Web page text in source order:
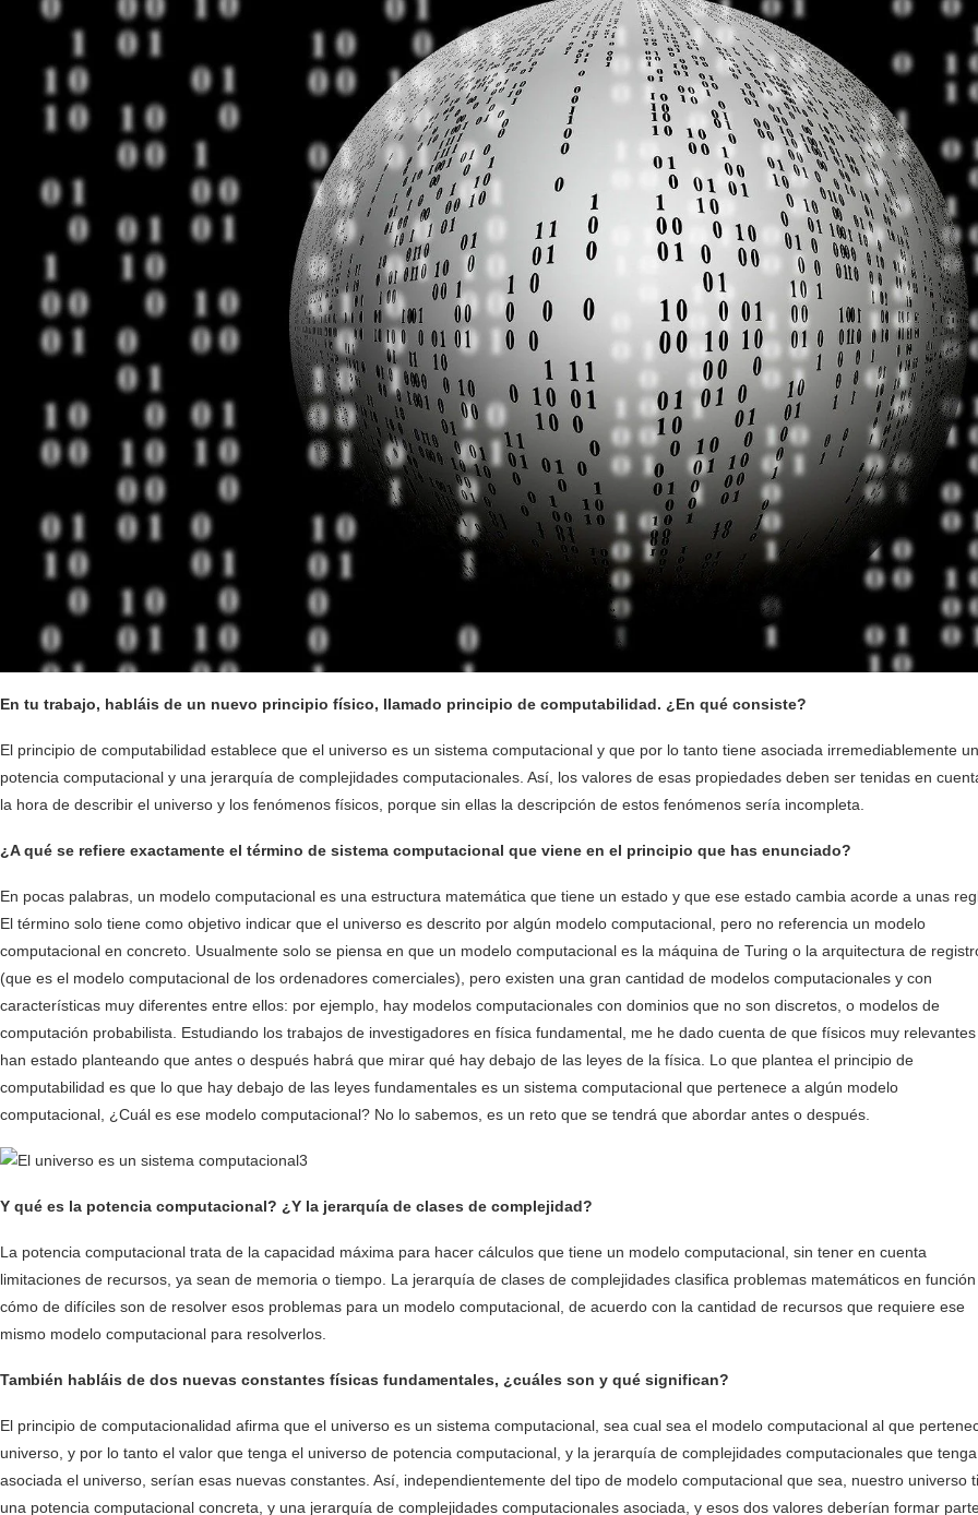
En tu trabajo, habláis de un nuevo principio físico, llamado principio de computabilidad. ¿En qué consiste?
El principio de computabilidad establece que el universo es un sistema computacional y que por lo tanto tiene asociada irremediablemente
potencia computacional y una jerarquía de complejidades computacionales. Así, los valores de esas propiedades deben ser tenidas en
la hora de describir el universo y los fenómenos físicos, porque sin ellas la descripción de estos fenómenos sería incompleta.
¿A qué se refiere exactamente el término de sistema computacional que viene en el principio que has enunciado?
En pocas palabras, un modelo computacional es una estructura matemática que tiene un estado y que ese estado cambia acorde a unas
El término solo tiene como objetivo indicar que el universo es descrito por algún modelo computacional, pero no referencia un modelo
computacional en concreto. Usualmente solo se piensa en que un modelo computacional es la máquina de Turing o la arquitectura de
(que es el modelo computacional de los ordenadores comerciales), pero existen una gran cantidad de modelos computacionales y con
características muy diferentes entre ellos: por ejemplo, hay modelos computacionales con dominios que no son discretos, o modelos de
computación probabilista. Estudiando los trabajos de investigadores en física fundamental, me he dado cuenta de que físicos muy relevantes
han estado planteando que antes o después habrá que mirar qué hay debajo de las leyes de la física. Lo que plantea el principio de
computabilidad es que lo que hay debajo de las leyes fundamentales es un sistema computacional que pertenece a algún modelo
computacional, ¿Cuál es ese modelo computacional? No lo sabemos, es un reto que se tendrá que abordar antes o después.
Y qué es la potencia computacional? ¿Y la jerarquía de clases de complejidad?
La potencia computacional trata de la capacidad máxima para hacer cálculos que tiene un modelo computacional, sin tener en cuenta
limitaciones de recursos, ya sean de memoria o tiempo. La jerarquía de clases de complejidades clasifica problemas matemáticos en
cómo de difíciles son de resolver esos problemas para un modelo computacional, de acuerdo con la cantidad de recursos que requiere ese
mismo modelo computacional para resolverlos.
También habláis de dos nuevas constantes físicas fundamentales, ¿cuáles son y qué significan?
El principio de computacionalidad afirma que el universo es un sistema computacional, sea cual sea el modelo computacional al que
universo, y por lo tanto el valor que tenga el universo de potencia computacional, y la jerarquía de complejidades computacionales que tenga
asociada el universo, serían esas nuevas constantes. Así, independientemente del tipo de modelo computacional que sea, nuestro universo
una potencia computacional concreta, y una jerarquía de complejidades computacionales asociada, y esos dos valores deberían formar